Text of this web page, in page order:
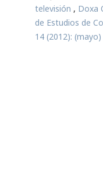
televisión , Doxa
de Estudios de
14 (2012): (mayo)